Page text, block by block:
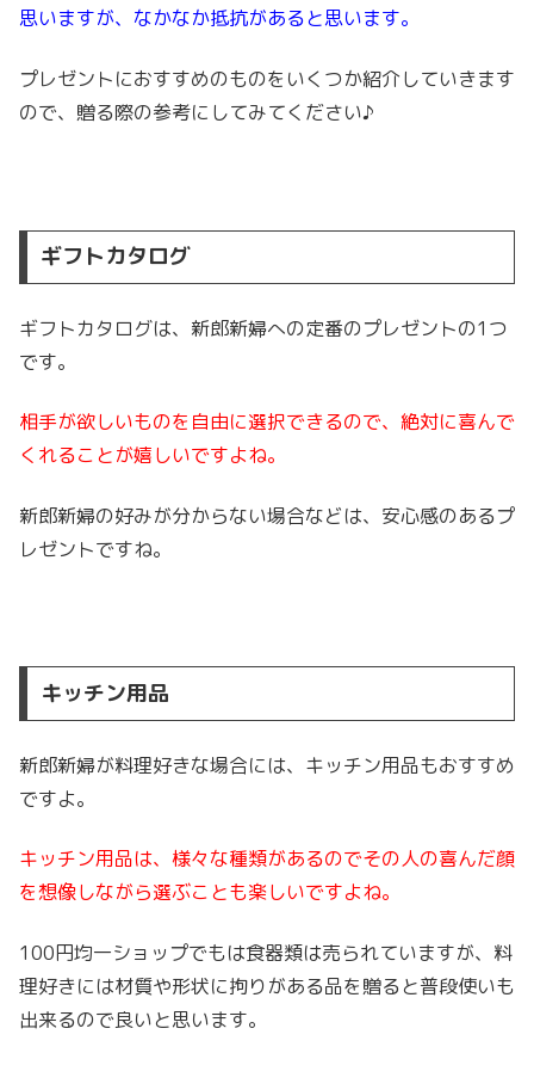
思いますが、なかなか抵抗があると思います。
プレゼントにおすすめのものをいくつか紹介していきます
ので、贈る際の参考にしてみてください♪
ギフトカタログ
ギフトカタログは、新郎新婦への定番のプレゼントの1つ
です。
相手が欲しいものを自由に選択できるので、絶対に喜んで
くれることが嬉しいですよね。
新郎新婦の好みが分からない場合などは、安心感のあるプ
レゼントですね。
キッチン用品
新郎新婦が料理好きな場合には、キッチン用品もおすすめ
ですよ。
キッチン用品は、様々な種類があるのでその人の喜んだ顔
を想像しながら選ぶことも楽しいですよね。
100円均一ショップでもは食器類は売られていますが、料
理好きには材質や形状に拘りがある品を贈ると普段使いも
出来るので良いと思います。